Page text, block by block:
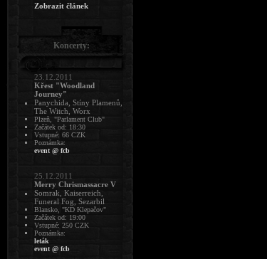
Zobrazit článek
Koncerty:
23.12.2011
Křest "Woodland
Journey"
Panychida, Stíny Plamenů,
The Witch, Worx
Plzeň, "Parlament Club"
Začátek od: 18:30
Vstupné: 66 CZK
Poznámka:
event @ fcb
25.12.2011
Merry Chrismassacre V
Somrak, Kaiserreich,
Funeral Fog, Sezarbil
Blansko, "KD Klepačov"
Začátek od: 19:00
Vstupné: 250 CZK
Poznámka:
leták
event @ fcb